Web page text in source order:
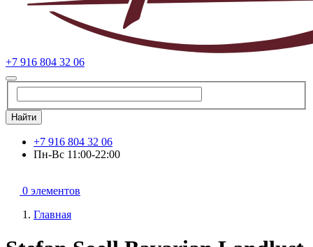
+7 916 804 32 06
Найти
+7 916 804 32 06
Пн-Вс 11:00-22:00
0 элементов
Главная